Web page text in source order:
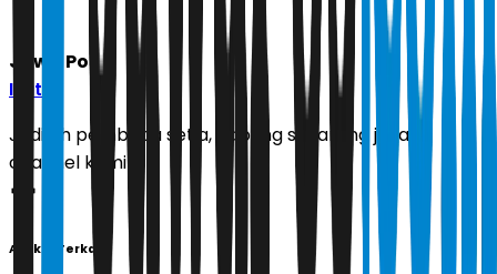
Jawa Pos
Ikuti
Jadilah pembaca setia, gabung sekarang juga di
channel kami!
Artikel Terkait